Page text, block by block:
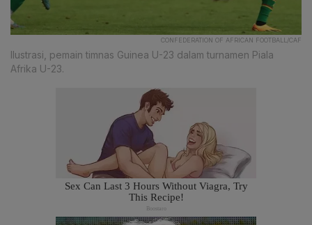
CONFEDERATION OF AFRICAN FOOTBALL/CAF
Ilustrasi, pemain timnas Guinea U-23 dalam turnamen Piala
Afrika U-23.